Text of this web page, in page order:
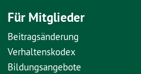
Für Mitglieder
Beitragsänderung
Verhaltenskodex
Bildungsangebote